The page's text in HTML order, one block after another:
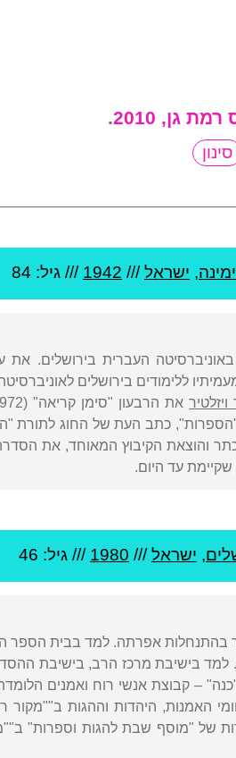
גן, 2010 .
, ישראל///
1942 /// גיל: 84
באוניברסיטה העברית בירושלים.
ללימודים בירושלים
עד היום.
, ישראל///
1980 /// גיל: 46
בהתנחלות אפרתה. למד בבית הספר
בישיבת מרכז הרב, בישיבת
– קבוצת אנשי רוח ואמנים
האמנות, היהדות וההגות ב""מקור
הספרות של "מוסף שבת להגות